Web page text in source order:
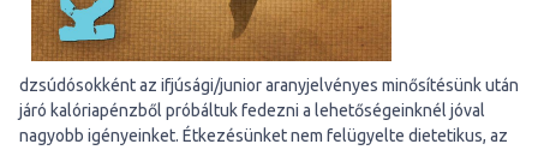
dzsúdósokként az ifjúsági/junior aranyjelvényes minősítésünk után
járó kalóriapénzből próbáltuk fedezni a lehetőségeinknél jóval
nagyobb igényeinket. Étkezésünket nem felügyelte dietetikus, az